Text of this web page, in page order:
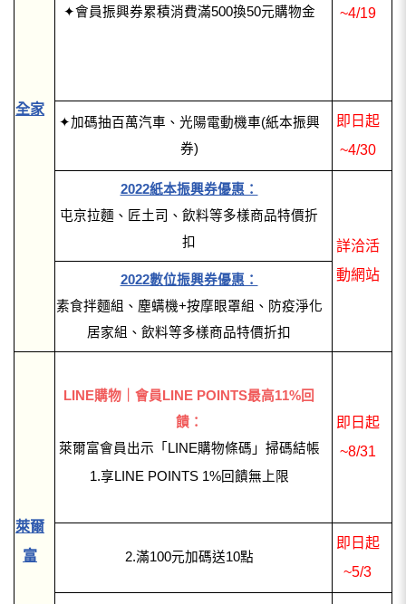
全家
✦會員振興券累積消費滿500換50元購物金
~4/19
✦加碼抽百萬汽車、光陽電動機車(紙本振興
券)
即日起
~4/30
2022紙本振興券優惠：
屯京拉麵、匠土司、飲料等多樣商品特價折
扣
詳洽活
動網站
2022數位振興券優惠：
素食拌麵組、塵螨機+按摩眼罩組、防疫淨化
居家組、飲料等多樣商品特價折扣
萊爾
富
LINE購物｜會員LINE POINTS最高11%回
饋：
萊爾富會員出示「LINE購物條碼」掃碼結帳
1.享LINE POINTS 1%回饋無上限
即日起
~8/31
2.滿100元加碼送10點
即日起
~5/3